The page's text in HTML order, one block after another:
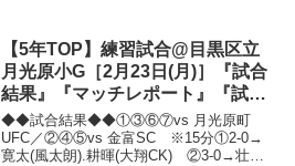
が、今日は高学年用に...
【5年TOP】練習試合@目黒区立
月光原小G［2月23日(月)］『試合
結果』『マッチレポート』『試合
動画』
◆◆試合結果◆◆①③⑥⑦vs 月光原町
UFC／②④⑤vs 金富SC ※15分①2-0→
寛太(風太朗).耕暉(大翔CK) ②3-0→壮典